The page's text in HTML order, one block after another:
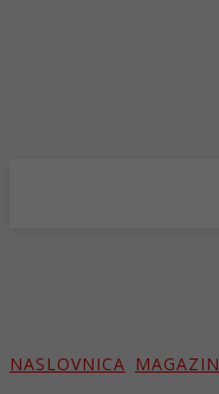
NASLOVNICA MAGAZIN